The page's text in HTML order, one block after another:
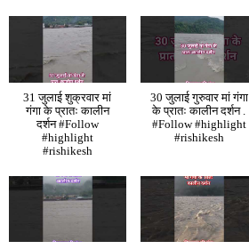
31 जुलाई शुक्रवार मां
गंगा के प्रातः कालीन
दर्शन #Follow
#highlight
#rishikesh
30 जुलाई गुरुवार मां गंगा
के प्रातः कालीन दर्शन .
#Follow #highlight
#rishikesh